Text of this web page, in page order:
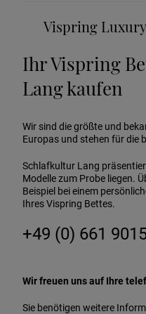
Vispring Luxury
Ihr Vispring
Lang kaufen
Wir sind die größte und
Europas und stehen für die
Schlafkultur Lang
Modelle zum Probe liegen.
Beispiel bei einem
Ihres Vispring Bettes.
+49 (0) 661
Wir freuen uns auf Ihre
Sie benötigen weitere